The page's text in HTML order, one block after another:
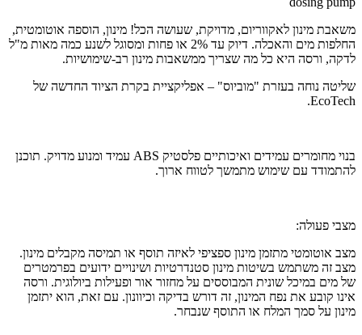
משאבת מינון לאקווריום, מדויקת, שעושה הכל! מינון, הוספה אוטומטית,
החלפות מים והאכלה. דיוק עד 2% או פחות ומסוגל לשנע כמה מאות מ"ל
לדקה, ורסה היא כל מה שצריך ממשאבות מינון רב-שימושיות.
שליטה נוחה בעזרת "מוביוס" – אפליקציית בקרת הציוד החדשה של
EcoTech.
בנוי מחומרים עמידים ואיכותיים פלסטיק ABS עמיד ומנוע מדויק. תוכנן
להתמודד עם שימוש מתמשך לטווח ארוך.
מצבי פעולה:
מצב אוטומטי מתזמן מינון ספציפי לאיזה תוסף או תמיסה מקבלים מינון.
מצב זה משתמש בשיטות מינון סטנדרטיות ושינויים ידועים בפרמטרים
של מים במיכל שונית המבוססים על מחזור אור ופעילות ביולוגית. ורסה
אינו קובע את נפח המינון, זה דורש בדיקה וכיוונון. עם זאת, הוא יתזמן
מינון על סמך המלח או התוסף שנבחר.